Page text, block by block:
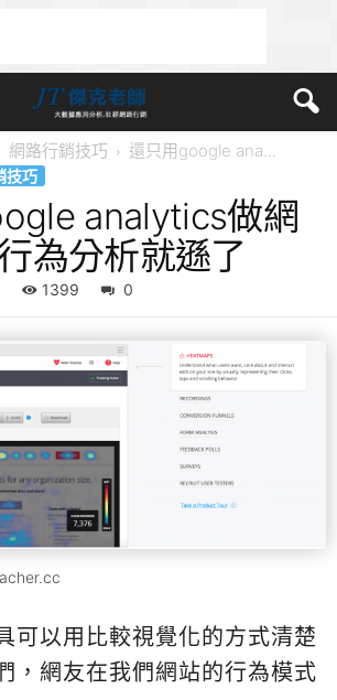
網路行銷技巧 還只用google ana...
技巧
analytics做網
為分析就遜了
1399 0
可以用比較視覺化的方式清楚
，網友在我們網站的行為模式